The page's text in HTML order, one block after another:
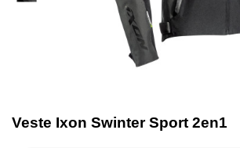
Veste Ixon Swinter Sport 2en1